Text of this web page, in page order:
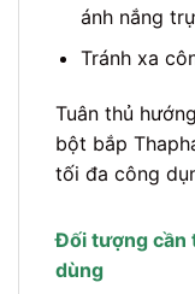
ánh nắng
Tránh xa
Tuân thủ
bột bắp
tối đa công
Đối tượng cần
dùng